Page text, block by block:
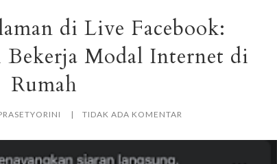
di Live Facebook:
Bekerja Modal Internet di
Rumah
TIDAK ADA KOMENTAR